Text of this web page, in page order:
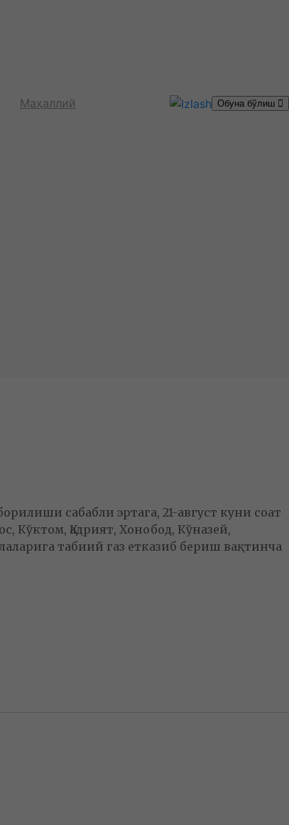
Маҳаллий Обуна бўлиш
сабабли эртага, 21-август куни соат
Кўктом, Қадрият, Хонобод, Кўназей,
табиий газ етказиб бериш вақтинча